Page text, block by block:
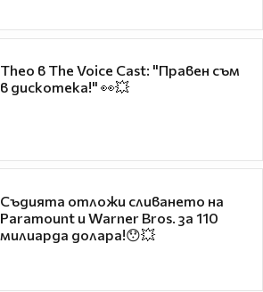
Theo в The Voice Cast: "Правен съм
в дискотека!" 👀💥
Съдията отложи сливането на
Paramount и Warner Bros. за 110
милиарда долара!😯💥